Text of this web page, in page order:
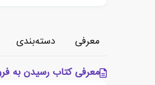
معرفی دسته‌بندی
معرفی کتاب رسیدن به